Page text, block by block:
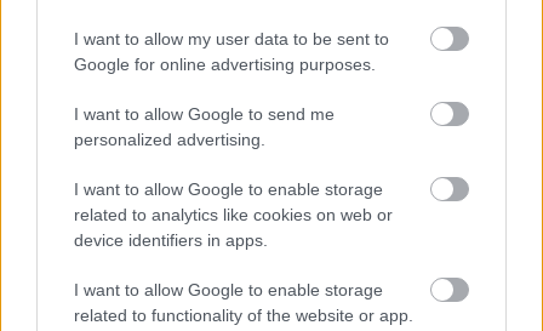
I want to allow my user data to be sent to
Google for online advertising purposes.
I want to allow Google to send me
personalized advertising.
I want to allow Google to enable storage
related to analytics like cookies on web or
device identifiers in apps.
I want to allow Google to enable storage
related to functionality of the website or app.
AC MilanvsManchester United2026-08-15 18:00
ELŐZŐ MÉRKŐZÉSEK
Támogatás
Támogasd adományoddal
a ManUtdFanatics.hu működését!